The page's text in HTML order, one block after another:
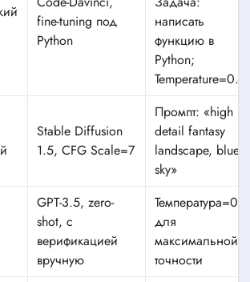
fine-tuning под
Python
написать
функцию в
Python;
Temperature=0.2
Stable Diffusion
1.5, CFG Scale=7
Промпт: «high
detail fantasy
landscape, blue
sky»
GPT-3.5, zero-
shot, с
верификацией
вручную
Температура=0
для
максимальной
точности